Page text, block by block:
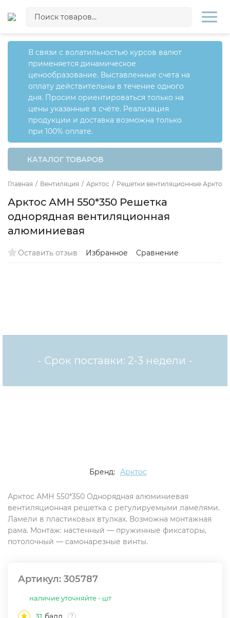
В связи с волатильностью курсов валют
применяется динамическое
ценообразование. Выставленные счета на
оплату действительны в течение одного
дня. Просим ориентироваться только на
цены указанные в счёте. Реализация
продукции и доставка возможна только
при 100% оплате.
КАТАЛОГ ТОВАРОВ
Главная / Вентиляция / Арктос / Решетки вентиляционные Арктос
Арктос АМН 550*350 Решетка
однорядная вентиляционная
алюминиевая
Оставить отзыв Избранное Сравнение
- Срок поставки: 2-3 недели -
Бренд: Арктос
Арктос АМН 550*350 Однорядная алюминиевая
вентиляционная решетка с регулируемыми ламелями.
Ламели в пластиковых втулках. Возможна монтажная
рама. Монтаж: настенный — пружинные фиксаторы,
потолочный — самонарезные винты.
Артикул: 305787
наличие уточняйте - шт
?